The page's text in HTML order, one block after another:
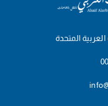
المتحدة